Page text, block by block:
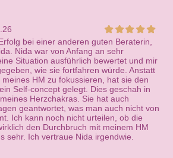
bei einer anderen guten Beraterin,
Nida war von Anfang an sehr
Situation ausführlich bewertet und mir
wie sie fortfahren würde. Anstatt
HM zu fokussieren, hat sie den
Self-concept gelegt. Dies geschah in
Herzchakras. Sie hat auch
geantwortet, was man auch nicht von
Ich kann noch nicht urteilen, ob die
den Durchbruch mit meinem HM
sehr. Ich vertraue Nida irgendwie.